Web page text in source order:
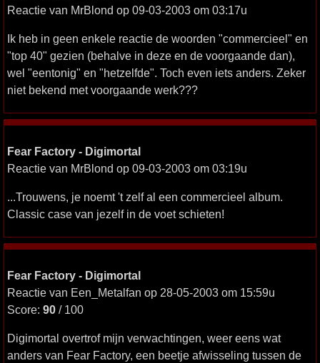
Reactie van MrBlond op 09-03-2003 om 03:17u
Ik heb in geen enkele reactie de woorden "commercieel" en
"top 40" gezien (behalve in deze en de voorgaande dan),
wel "eentonig" en "hetzelfde". Toch even iets anders. Zeker
niet bekend met voorgaande werk???
Fear Factory - Digimortal
Reactie van MrBlond op 09-03-2003 om 03:19u
...Trouwens, je noemt 't zelf al een commercieel album.
Classic case van jezelf in de voet schieten!
Fear Factory - Digimortal
Reactie van Een_Metalfan op 28-05-2003 om 15:59u
Score: 90 / 100
Digimortal overtrof mijn verwachtingen, weer eens wat
anders van Fear Factory, een beetje afwisseling tussen de